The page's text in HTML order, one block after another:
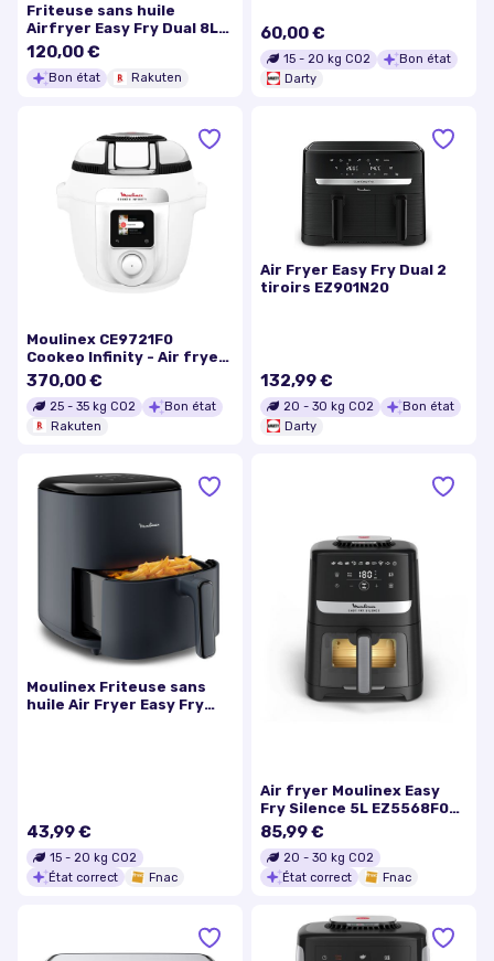
Friteuse sans huile
Airfryer Easy Fry Dual 8L
EZ901AF0 MOULINEX
Collection Ivoire, 2 tiroirs,
6 programmes
120,00 €
Bon état Rakuten
60,00 €
15 - 20 kg CO2
Bon état
Darty
Moulinex CE9721F0
Cookeo Infinity - Air fryer
et Multicuiseur 6,5L -
Blanc
370,00 €
25 - 35 kg CO2
Bon état
Rakuten
Air Fryer Easy Fry Dual 2
tiroirs EZ901N20
132,99 €
20 - 30 kg CO2
Bon état
Darty
Moulinex Friteuse sans
huile Air Fryer Easy Fry
43,99 €
15 - 20 kg CO2
État correct
Fnac
Air fryer Moulinex Easy
Fry Silence 5L EZ5568F0
Noir
85,99 €
20 - 30 kg CO2
État correct
Fnac